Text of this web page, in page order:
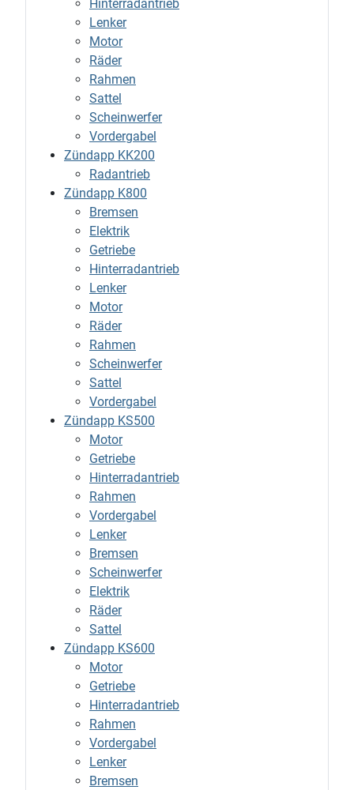
Hinterradantrieb
Lenker
Motor
Räder
Rahmen
Sattel
Scheinwerfer
Vordergabel
Zündapp KK200
Radantrieb
Zündapp K800
Bremsen
Elektrik
Getriebe
Hinterradantrieb
Lenker
Motor
Räder
Rahmen
Scheinwerfer
Sattel
Vordergabel
Zündapp KS500
Motor
Getriebe
Hinterradantrieb
Rahmen
Vordergabel
Lenker
Bremsen
Scheinwerfer
Elektrik
Räder
Sattel
Zündapp KS600
Motor
Getriebe
Hinterradantrieb
Rahmen
Vordergabel
Lenker
Bremsen